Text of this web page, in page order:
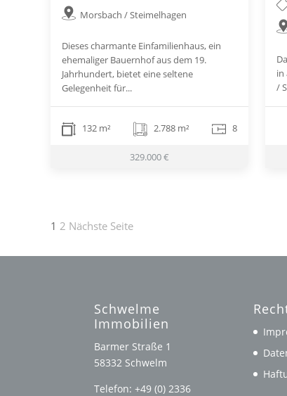
Morsbach / Steimelhagen
Dieses charmante Einfamilienhaus, ein
ehemaliger Bauernhof aus dem 19.
Jahrhundert, bietet eine seltene
Gelegenheit für...
132 m² 2.788 m² 8
329.000 €
in
/
Seitennummerierung
der
1 2 Nächste Seite
Schwelme
Immobilien
Barmer Straße 1
58332 Schwelm
Telefon: +49 (0) 2336